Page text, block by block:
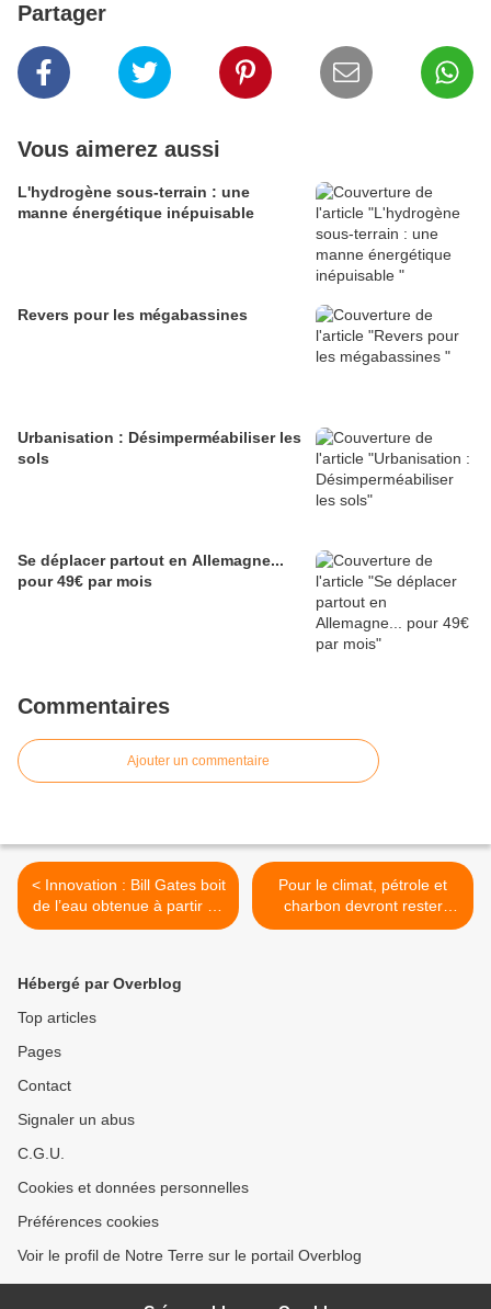
Partager
Vous aimerez aussi
L'hydrogène sous-terrain : une
manne énergétique inépuisable
Revers pour les mégabassines
Urbanisation : Désimperméabiliser les
sols
Se déplacer partout en Allemagne...
pour 49€ par mois
Commentaires
Ajouter un commentaire
< Innovation : Bill Gates boit
de l’eau obtenue à partir de
matières fécales
Pour le climat, pétrole et
charbon devront rester
largement inexploités >
Hébergé par Overblog
Top articles
Pages
Contact
Signaler un abus
C.G.U.
Cookies et données personnelles
Préférences cookies
Voir le profil de Notre Terre sur le portail Overblog